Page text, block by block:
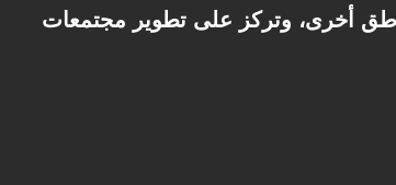
أخرى، وتركز على تطوير مجتمعات